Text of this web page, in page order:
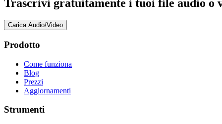
Trascrivi gratuitamente i tuoi file audio o
Carica Audio/Video
Prodotto
Come funziona
Blog
Prezzi
Aggiornamenti
Strumenti